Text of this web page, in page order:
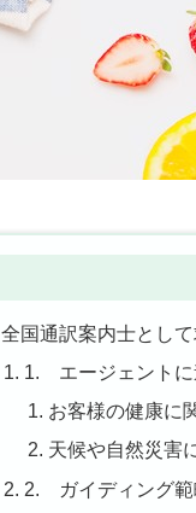
全国通訳案内士とし
1. エージェントに
お客様の健康に
天候や自然災害
2. ガイディング範